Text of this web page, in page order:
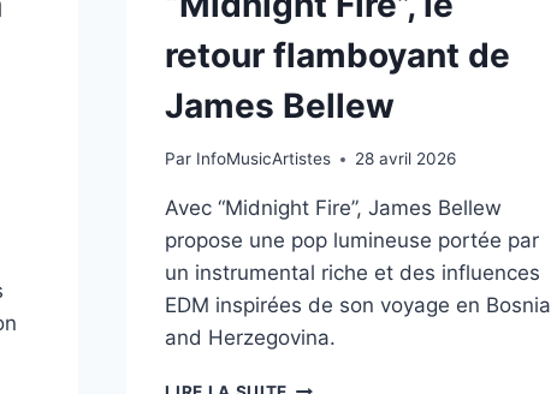
retour flamboyant de
James Bellew
Par InfoMusicArtistes 28 avril 2026
Avec “Midnight Fire”, James Bellew
propose une pop lumineuse portée par
un instrumental riche et des influences
EDM inspirées de son voyage en Bosnia
and Herzegovina.
“MIDNIGHT